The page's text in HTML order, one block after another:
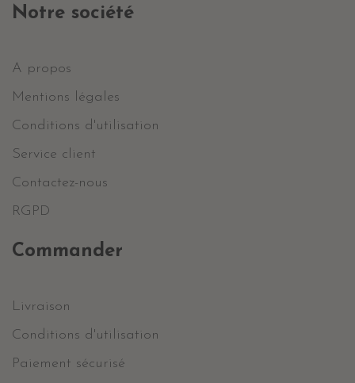
Notre société
A propos
Mentions légales
Conditions d'utilisation
Service client
Contactez-nous
RGPD
Commander
Livraison
Conditions d'utilisation
Paiement sécurisé